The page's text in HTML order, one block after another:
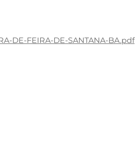
DE-FEIRA-DE-SANTANA-BA.pdf